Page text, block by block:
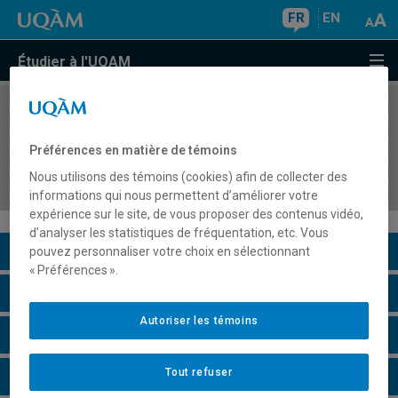
FR EN
Étudier à l'UQAM
COURS//
sécurité du travail et de la gestion des
ressources humaines
Description du cours
Horaire - Automne 2026
Préférences en matière de témoins
Nous utilisons des témoins (cookies) afin de collecter des
informations qui nous permettent d’améliorer votre
expérience sur le site, de vous proposer des contenus vidéo,
d’analyser les statistiques de fréquentation, etc. Vous
pouvez personnaliser votre choix en sélectionnant
« Préférences ».
Tout refuser
Autoriser les témoins